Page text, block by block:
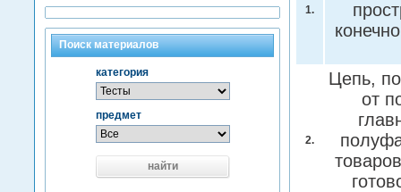
1.
2.
Цепь,
от
Поиск материалов
категория
предмет
найти